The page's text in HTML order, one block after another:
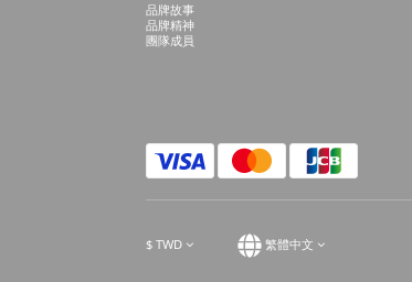
品牌故事
品牌精神
團隊成員
$ TWD 繁體中文